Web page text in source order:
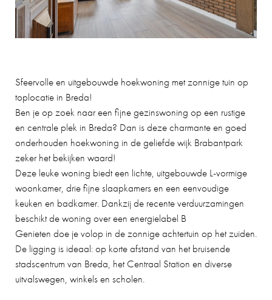
Sfeervolle en uitgebouwde hoekwoning met zonnige tuin op
toplocatie in Breda!
Ben je op zoek naar een fijne gezinswoning op een rustige
en centrale plek in Breda? Dan is deze charmante en goed
onderhouden hoekwoning in de geliefde wijk Brabantpark
zeker het bekijken waard!
Deze leuke woning biedt een lichte, uitgebouwde L-vormige
woonkamer, drie fijne slaapkamers en een eenvoudige
keuken en badkamer. Dankzij de recente verduurzamingen
beschikt de woning over een energielabel B
Genieten doe je volop in de zonnige achtertuin op het zuiden.
De ligging is ideaal: op korte afstand van het bruisende
stadscentrum van Breda, het Centraal Station en diverse
uitvalswegen, winkels en scholen.